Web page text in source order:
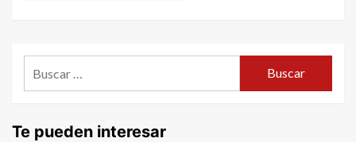
Te pueden interesar